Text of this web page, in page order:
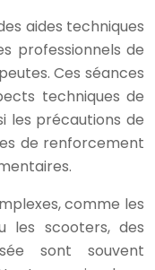
aides techniques
professionnels de
Ces séances
techniques de
les précautions de
de renforcement
comme les
les scooters, des
sont souvent